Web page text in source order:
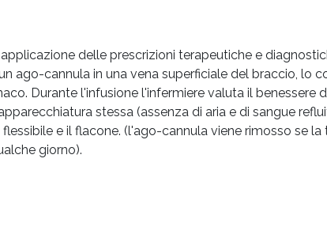
delle prescrizioni terapeutiche e
ago-cannula in una vena superficiale del braccio, lo
Durante l'infusione l'infermiere valuta il
stessa (assenza di aria e di sangue
e il flacone. (l'ago-cannula viene rimosso se
giorno).